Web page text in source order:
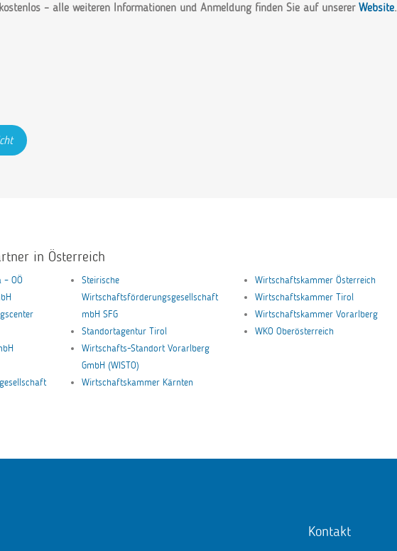
– alle weiteren Informationen und Anmeldung finden Sie auf unserer Website.
in Österreich
OÖ
Steirische
Wirtschaftsförderungsgesellschaft
mbH SFG
Standortagentur Tirol
Wirtschafts-Standort Vorarlberg
GmbH (WISTO)
Wirtschaftskammer Kärnten
Wirtschaftskammer Österreich
Wirtschaftskammer Tirol
Wirtschaftskammer Vorarlberg
WKO Oberösterreich
Kontakt